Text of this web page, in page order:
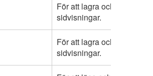
För att lagra och räkna
sidvisningar.
För att lagra och räkna
sidvisningar.